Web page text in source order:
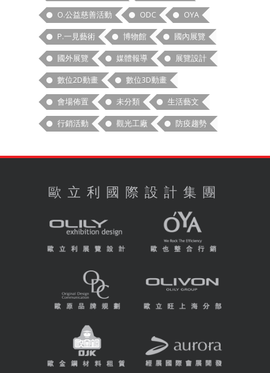
O.公益慈善活動
ODC
OYA
P.一見藝術
博物館
國內展覽
國外展覽
媒體報導
展覽設計
數位2D動畫
數位3D動畫
會場佈置
未分類
生活藝文
行銷活動
觀光工廠 防疫趨勢
歐立利國際設計集團